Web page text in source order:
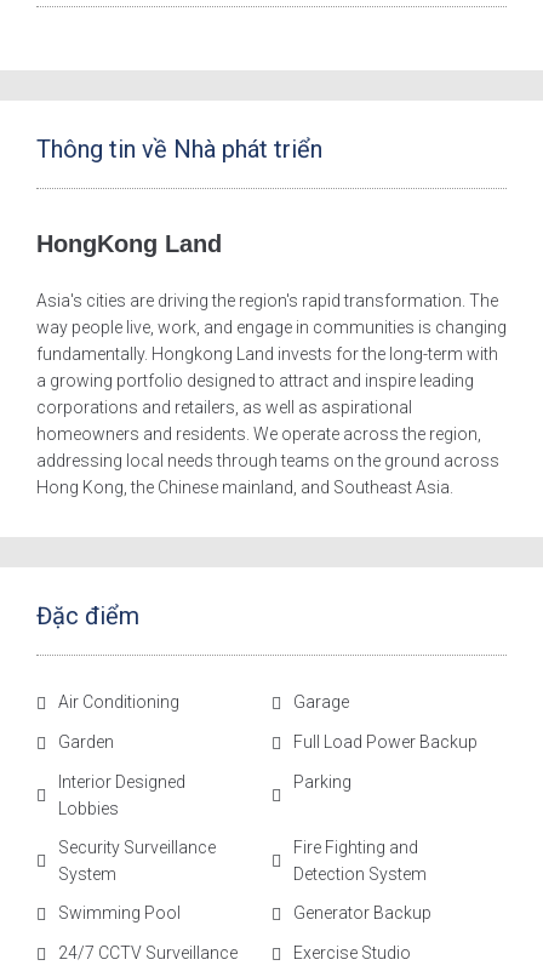
Thông tin về Nhà phát triển
HongKong Land
Asia's cities are driving the region's rapid transformation. The
way people live, work, and engage in communities is changing
fundamentally. Hongkong Land invests for the long-term with
a growing portfolio designed to attract and inspire leading
corporations and retailers, as well as aspirational
homeowners and residents. We operate across the region,
addressing local needs through teams on the ground across
Hong Kong, the Chinese mainland, and Southeast Asia.
Đặc điểm
Air Conditioning Garage
Garden Full Load Power Backup
Interior Designed
Lobbies
Parking
Security Surveillance
System
Fire Fighting and
Detection System
Swimming Pool
Generator Backup
24/7 CCTV Surveillance Exercise Studio